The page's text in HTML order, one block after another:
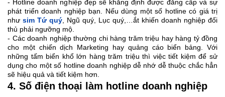
- Hotline doanh nghiệp đẹp sẽ khẳng định được đẳng cấp và sự
phát triển doanh nghiệp bạn. Nếu dùng một số hotline có giá trị
như sim Tứ quý, Ngũ quý, Lục quý,…ắt khiến doanh nghiệp đối
thủ phải ngưỡng mộ.
- Các doanh nghiệp thường chi hàng trăm triệu hay hàng tỷ đồng
cho một chiến dịch Marketing hay quảng cáo biển bảng. Với
những tấm biển khổ lớn hàng trăm triệu thì việc tiết kiệm để sử
dụng cho một số hotline doanh nghiệp dễ nhớ dễ thuộc chắc hẳn
sẽ hiệu quả và tiết kiệm hơn.
4. Số điện thoại làm hotline doanh nghiệp